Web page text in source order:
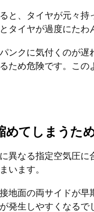
と、タイヤが元々
タイヤが過度にた
ンクに気付くのが
ため危険です。こ
めてしまうた
異なる指定空気圧
います。
地面の両サイドが
発生しやすくなる